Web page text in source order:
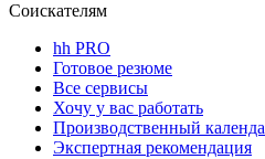
Соискателям
hh PRO
Готовое резюме
Все сервисы
Хочу у вас работать
Производственный
Экспертная рекомендация